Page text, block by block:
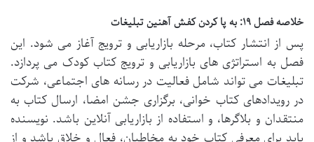
خلاصه فصل ۱۹: به پا کردن کفش آهنین تبلیغات
پس از انتشار کتاب، مرحله بازاریابی و ترویج آغاز می شود. این
فصل به استراتژی های بازاریابی و ترویج کتاب کودک می پردازد.
تبلیغات می تواند شامل فعالیت در رسانه های اجتماعی، شرکت
در رویدادهای کتاب خوانی، برگزاری جشن امضا، ارسال کتاب به
منتقدان و بلاگرها، و استفاده از بازاریابی آنلاین باشد. نویسنده
باید برای معرفی کتاب خود به مخاطبان، فعال و خلاق باشد و از